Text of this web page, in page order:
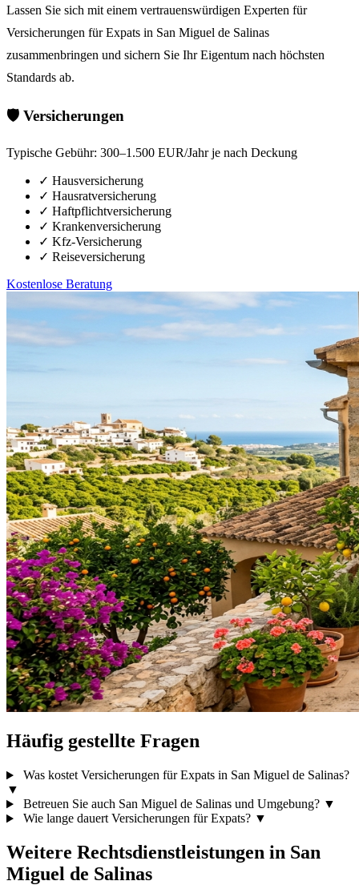
Lassen Sie sich mit einem vertrauenswürdigen Experten für
Versicherungen für Expats in San Miguel de Salinas
zusammenbringen und sichern Sie Ihr Eigentum nach höchsten
Standards ab.
🛡️ Versicherungen
Typische Gebühr: 300–1.500 EUR/Jahr je nach Deckung
✓ Hausversicherung
✓ Hausratversicherung
✓ Haftpflichtversicherung
✓ Krankenversicherung
✓ Kfz-Versicherung
✓ Reiseversicherung
Kostenlose Beratung
Häufig gestellte Fragen
Was kostet Versicherungen für Expats in San Miguel de Salinas?
▼
Betreuen Sie auch San Miguel de Salinas und Umgebung? ▼
Wie lange dauert Versicherungen für Expats? ▼
Weitere Rechtsdienstleistungen in San
Miguel de Salinas